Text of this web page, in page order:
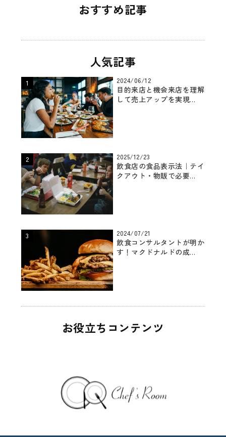
おすすめ記事
人気記事
2024/06/12
目的来店と機会来店を理解
して売上アップを実現...
2025/12/23
飲食店の食品表示法｜テイ
クアウト・物販で必要...
2024/07/21
飲食コンサルタントが明か
す！マクドナルドの成...
お役立ちコンテンツ